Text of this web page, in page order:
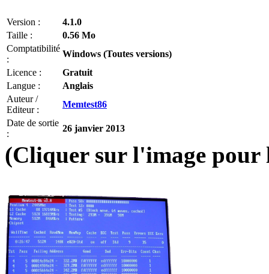
Version :
4.1.0
Taille :
0.56 Mo
Comptatibilité
:
Windows (Toutes versions)
Licence :
Gratuit
Langue :
Anglais
Auteur /
Editeur :
Memtest86
Date de sortie
:
26 janvier 2013
(Cliquer sur l'image